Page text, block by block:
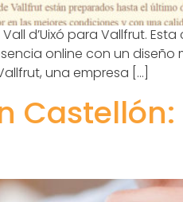
d’Uixó para Vallfrut.
online con un
una empresa […]